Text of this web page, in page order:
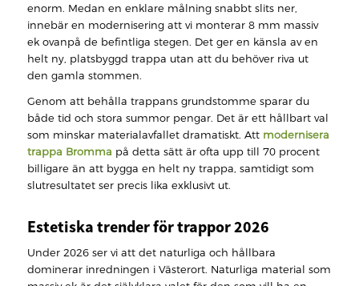
enorm. Medan en enklare målning snabbt slits ner,
innebär en modernisering att vi monterar 8 mm massiv
ek ovanpå de befintliga stegen. Det ger en känsla av en
helt ny, platsbyggd trappa utan att du behöver riva ut
den gamla stommen.
Genom att behålla trappans grundstomme sparar du
både tid och stora summor pengar. Det är ett hållbart val
som minskar materialavfallet dramatiskt. Att modernisera
trappa Bromma på detta sätt är ofta upp till 70 procent
billigare än att bygga en helt ny trappa, samtidigt som
slutresultatet ser precis lika exklusivt ut.
Estetiska trender för trappor 2026
Under 2026 ser vi att det naturliga och hållbara
dominerar inredningen i Västerort. Naturliga material som